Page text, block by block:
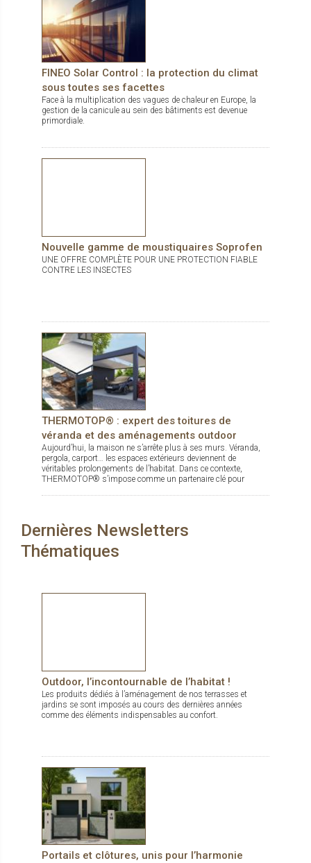
nouvelle face avant qui permet de recevoir le panneau solaire et
dissimuler la batterie. Le kit solaire pré-câblé comprend le
moteur, la batterie et le panneau solaire. Il suffit de brancher la
batterie à la prise intégrée. > Autonomie de la batterie : Au
moins 30 jours sans exposition au soleil à raison de 2
ouvertures/fermetures par jour. > Accessibilité de la batterie et
du panneau qui permet l'entretien ou la réparation en un temps
très rapide. Solozip de Griesser est disponible en 150
couleurs (dont gamme RAL standard et couleurs tendances
du marché) et plus de 300 tissus standards.
FINEO Solar Control : la protection du climat
sous toutes ses facettes
Face à la multiplication des vagues de chaleur en Europe, la
gestion de la canicule au sein des bâtiments est devenue
primordiale.
Nouvelle gamme de moustiquaires Soprofen
UNE OFFRE COMPLÈTE POUR UNE PROTECTION FIABLE
CONTRE LES INSECTES
THERMOTOP® : expert des toitures de
véranda et des aménagements outdoor
Aujourd’hui, la maison ne s’arrête plus à ses murs. Véranda,
pergola, carport… les espaces extérieurs deviennent de
véritables prolongements de l’habitat. Dans ce contexte,
THERMOTOP® s’impose comme un partenaire clé pour
Dernières Newsletters
Thématiques
Outdoor, l’incontournable de l’habitat !
Les produits dédiés à l’aménagement de nos terrasses et
jardins se sont imposés au cours des dernières années
comme des éléments indispensables au confort.
Portails et clôtures, unis pour l’harmonie